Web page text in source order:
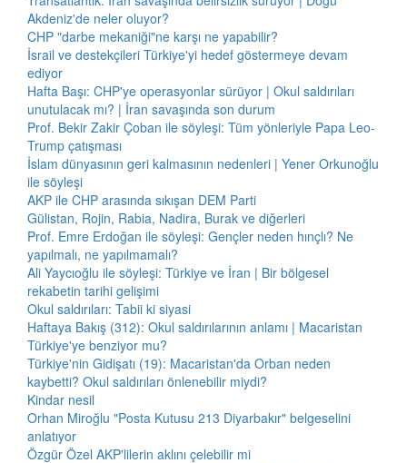
Akdeniz'de neler oluyor?
CHP "darbe mekaniği"ne karşı ne yapabilir?
İsrail ve destekçileri Türkiye'yi hedef göstermeye devam
ediyor
Hafta Başı: CHP'ye operasyonlar sürüyor | Okul saldırıları
unutulacak mı? | İran savaşında son durum
Prof. Bekir Zakir Çoban ile söyleşi: Tüm yönleriyle Papa Leo-
Trump çatışması
İslam dünyasının geri kalmasının nedenleri | Yener Orkunoğlu
ile söyleşi
AKP ile CHP arasında sıkışan DEM Parti
Gülistan, Rojin, Rabia, Nadira, Burak ve diğerleri
Prof. Emre Erdoğan ile söyleşi: Gençler neden hınçlı? Ne
yapılmalı, ne yapılmamalı?
Ali Yaycıoğlu ile söyleşi: Türkiye ve İran | Bir bölgesel
rekabetin tarihi gelişimi
Okul saldırıları: Tabii ki siyasi
Haftaya Bakış (312): Okul saldırılarının anlamı | Macaristan
Türkiye'ye benziyor mu?
Türkiye'nin Gidişatı (19): Macaristan'da Orban neden
kaybetti? Okul saldırıları önlenebilir miydi?
Kindar nesil
Orhan Miroğlu "Posta Kutusu 213 Diyarbakır" belgeselini
anlatıyor
Özgür Özel AKP'lilerin aklını çelebilir mi